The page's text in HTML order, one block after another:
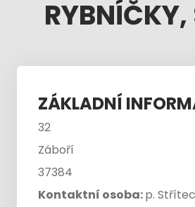
RYBNÍČKY,
ZÁKLADNÍ
32
Záboří
37384
Kontaktní osoba:p.